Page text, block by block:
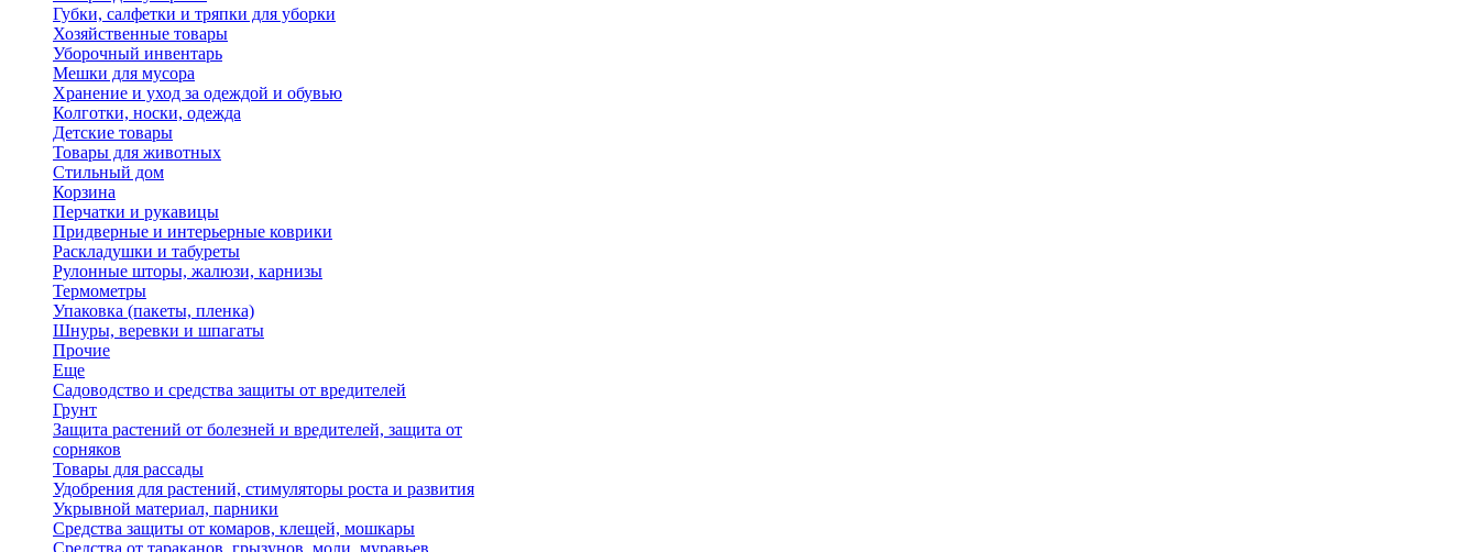
Губки, салфетки и тряпки для уборки
Хозяйственные товары
Уборочный инвентарь
Мешки для мусора
Хранение и уход за одеждой и обувью
Колготки, носки, одежда
Детские товары
Товары для животных
Стильный дом
Корзина
Перчатки и рукавицы
Придверные и интерьерные коврики
Раскладушки и табуреты
Рулонные шторы, жалюзи, карнизы
Термометры
Упаковка (пакеты, пленка)
Шнуры, веревки и шпагаты
Прочие
Еще
Садоводство и средства защиты от вредителей
Грунт
Защита растений от болезней и вредителей, защита от
сорняков
Товары для рассады
Удобрения для растений, стимуляторы роста и развития
Укрывной материал, парники
Средства защиты от комаров, клещей, мошкары
Средства от тараканов, грызунов, моли, муравьев